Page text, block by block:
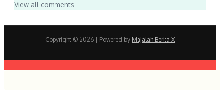
View all comments
Copyright © 2026 | Powered by Majalah Berita X